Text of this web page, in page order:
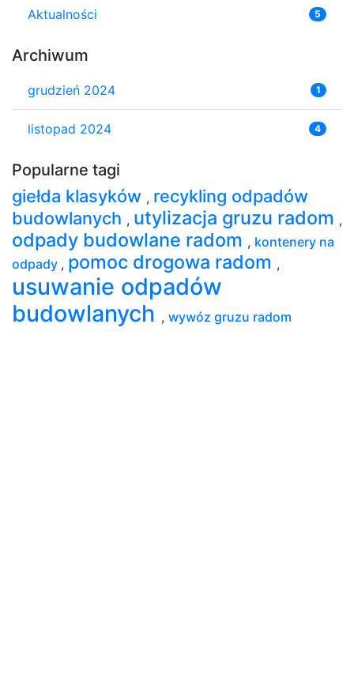
Aktualności 5
Archiwum
grudzień 2024 1
listopad 2024 4
Popularne tagi
giełda klasyków , recykling odpadów
budowlanych , utylizacja gruzu radom ,
odpady budowlane radom , kontenery na
odpady , pomoc drogowa radom ,
usuwanie odpadów
budowlanych , wywóz gruzu radom